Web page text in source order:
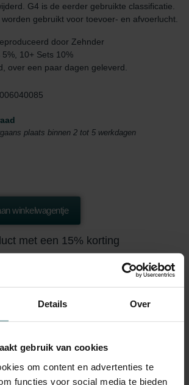
Details Over
gebruik van cookies
om content en advertenties te
functies voor social media te bieden
G4 is de eerder gebruikte classificatie.
gebruikt voor toevoer- en afvoerlucht.
door Zehnder
10+ Sets 10%
over een paar dagen geleverd.
plaats binnen 2 tot 5 werkdagen
winkelwagentje
met een 15% korting
voor particuliere klanten)